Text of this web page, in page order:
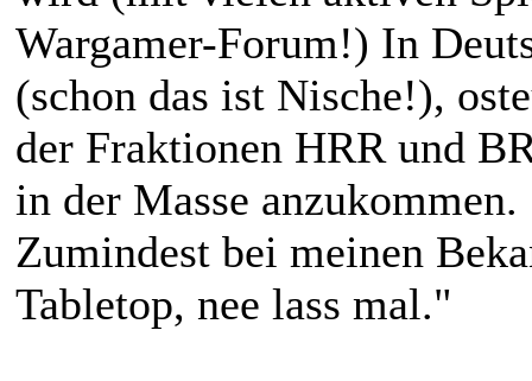
Wargamer-Forum!) In
(schon das ist Nische!),
der Fraktionen HRR und
in der Masse anzukommen.
Zumindest bei meinen
Tabletop, nee lass mal."